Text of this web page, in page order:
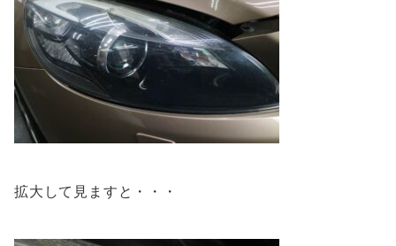
拡大して見ますと・・・